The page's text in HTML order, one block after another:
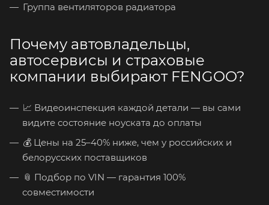
Группа вентиляторов радиатора
Почему автовладельцы,
автосервисы и страховые
компании выбирают FENGOO?
📈 Видеоинспекция каждой детали — вы сами
видите состояние ноуската до оплаты
💰 Цены на 25–40% ниже, чем у российских и
белорусских поставщиков
📎 Подбор по VIN — гарантия 100%
совместимости